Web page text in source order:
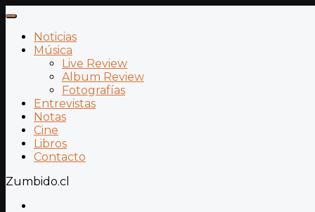
Noticias
Música
Live Review
Album Review
Fotografías
Entrevistas
Notas
Cine
Libros
Contacto
Zumbido.cl